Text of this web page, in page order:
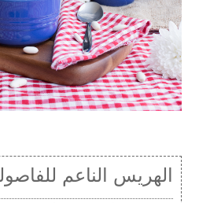
الهريس الناعم